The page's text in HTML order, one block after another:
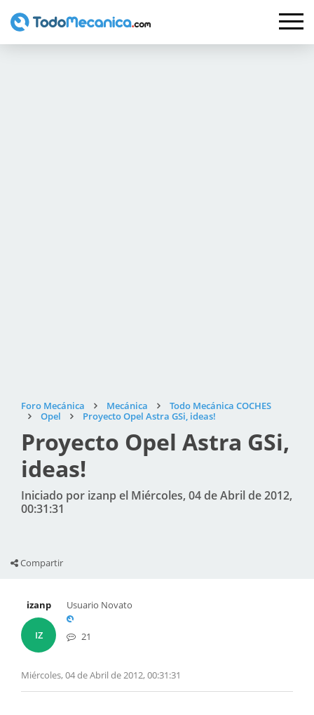
Foro Mecánica Mecánica
Todo Mecánica COCHES
Opel
Proyecto Opel Astra GSi, ideas!
Proyecto Opel Astra GSi,
ideas!
Iniciado por izanp el Miércoles, 04 de Abril de 2012,
00:31:31
Compartir
izanp
IZ
Usuario Novato
21
Miércoles, 04 de Abril de 2012, 00:31:31